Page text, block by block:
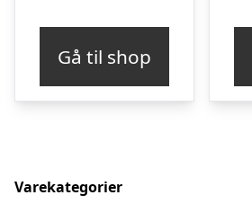
Gå til shop
Varekategorier